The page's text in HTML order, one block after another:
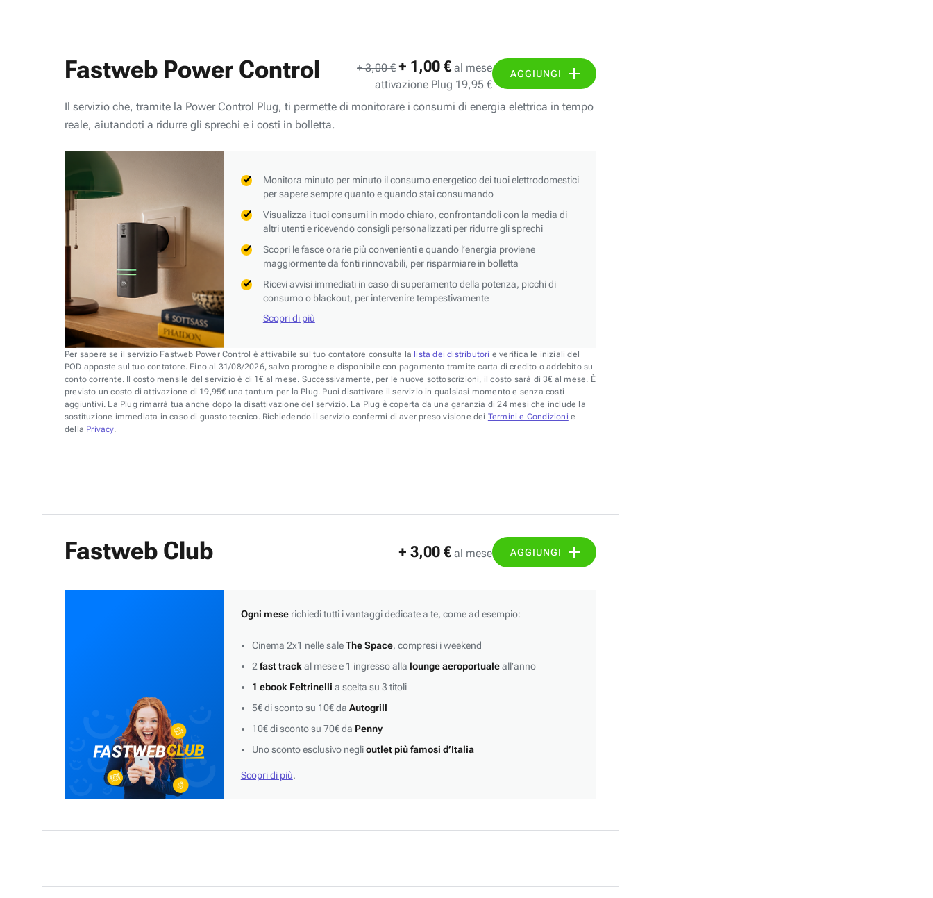
Fastweb Power Control + 3,00 € + 1,00 € al mese
attivazione Plug 19,95 €
AGGIUNGI
Il servizio che, tramite la Power Control Plug, ti permette di monitorare i consumi di energia elettrica in tempo
reale, aiutandoti a ridurre gli sprechi e i costi in bolletta.
Monitora minuto per minuto il consumo energetico dei tuoi elettrodomestici
per sapere sempre quanto e quando stai consumando
Visualizza i tuoi consumi in modo chiaro, confrontandoli con la media di
altri utenti e ricevendo consigli personalizzati per ridurre gli sprechi
Scopri le fasce orarie più convenienti e quando l’energia proviene
maggiormente da fonti rinnovabili, per risparmiare in bolletta
Ricevi avvisi immediati in caso di superamento della potenza, picchi di
consumo o blackout, per intervenire tempestivamente
Scopri di più
Per sapere se il servizio Fastweb Power Control è attivabile sul tuo contatore consulta la lista dei distributori e verifica le iniziali del
POD apposte sul tuo contatore. Fino al 31/08/2026, salvo proroghe e disponibile con pagamento tramite carta di credito o addebito su
conto corrente. Il costo mensile del servizio è di 1€ al mese. Successivamente, per le nuove sottoscrizioni, il costo sarà di 3€ al mese. È
previsto un costo di attivazione di 19,95€ una tantum per la Plug. Puoi disattivare il servizio in qualsiasi momento e senza costi
aggiuntivi. La Plug rimarrà tua anche dopo la disattivazione del servizio. La Plug è coperta da una garanzia di 24 mesi che include la
sostituzione immediata in caso di guasto tecnico. Richiedendo il servizio confermi di aver preso visione dei Termini e Condizioni e
della Privacy.
Fastweb Club + 3,00 € al mese AGGIUNGI
Ogni meserichiedi tutti i vantaggi dedicate a te, come ad esempio:
Cinema 2x1 nelle saleThe Space, compresi i weekend
2 fast track al mese e 1 ingresso alla lounge aeroportualeall’anno
1 ebook Feltrinelli a scelta su 3 titoli
5€ di sconto su 10€ da Autogrill
10€ di sconto su 70€ da Penny
Uno sconto esclusivo neglioutlet più famosi d’Italia
Scopri di più.